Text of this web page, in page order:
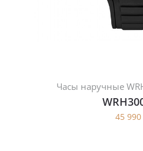
Часы наручные
45 990